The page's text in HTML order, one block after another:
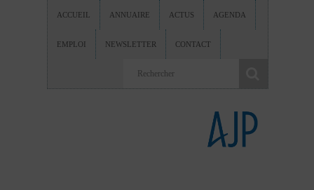
ACCUEIL ANNUAIRE ACTUS AGENDA
EMPLOI NEWSLETTER CONTACT